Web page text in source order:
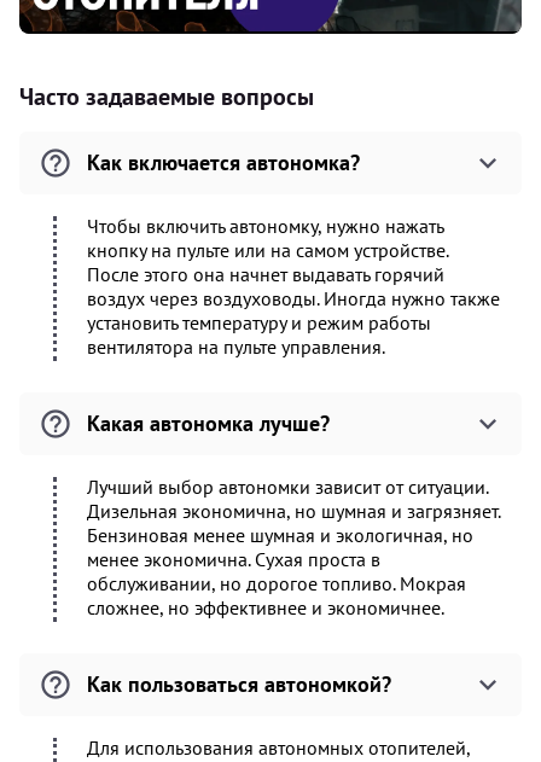
Часто задаваемые вопросы
Как включается автономка?
Чтобы включить автономку, нужно нажать
кнопку на пульте или на самом устройстве.
После этого она начнет выдавать горячий
воздух через воздуховоды. Иногда нужно также
установить температуру и режим работы
вентилятора на пульте управления.
Какая автономка лучше?
Лучший выбор автономки зависит от ситуации.
Дизельная экономична, но шумная и загрязняет.
Бензиновая менее шумная и экологичная, но
менее экономична. Сухая проста в
обслуживании, но дорогое топливо. Мокрая
сложнее, но эффективнее и экономичнее.
Как пользоваться автономкой?
Для использования автономных отопителей,